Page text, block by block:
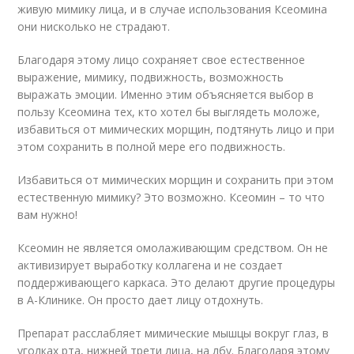
живую мимику лица, и в случае использования Ксеомина
они нисколько не страдают.
Благодаря этому лицо сохраняет свое естественное
выражение, мимику, подвижность, возможность
выражать эмоции. Именно этим объясняется выбор в
пользу Ксеомина тех, кто хотел бы выглядеть моложе,
избавиться от мимических морщин, подтянуть лицо и при
этом сохранить в полной мере его подвижность.
Избавиться от мимических морщин и сохранить при этом
естественную мимику? Это возможно. Ксеомин – то что
вам нужно!
Ксеомин не является омолаживающим средством. Он не
активизирует выработку коллагена и не создает
поддерживающего каркаса. Это делают другие процедуры
в А-Клинике. Он просто дает лицу отдохнуть.
Препарат расслабляет мимические мышцы вокруг глаз, в
уголках рта, нижней трети лица, на лбу. Благодаря этому